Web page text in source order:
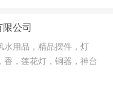
公司
水用品，精品摆件，灯
香，莲花灯，铜器，神台